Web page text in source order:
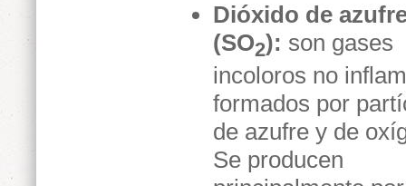
Dióxido de
(SO2): son gases
incoloros no
formados por
de azufre y de
Se producen